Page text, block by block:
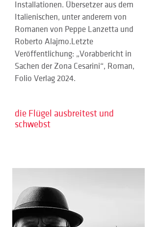
Installationen. Übersetzer aus dem
Italienischen, unter anderem von
Romanen von Peppe Lanzetta und
Roberto Alajmo.Letzte
Veröffentlichung: „Vorabbericht in
Sachen der Zona Cesarini“, Roman,
Folio Verlag 2024.
die Flügel ausbreitest und
schwebst